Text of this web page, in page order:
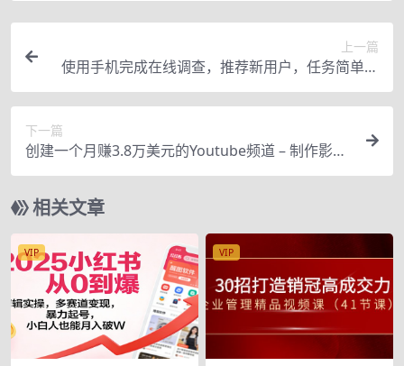
上一篇
使用手机完成在线调查，推荐新用户，任务简单，
业余时间月赚200美元
下一篇
创建一个月赚3.8万美元的Youtube频道 – 制作影视
明星对比视频赚钱
相关文章
VIP VIP